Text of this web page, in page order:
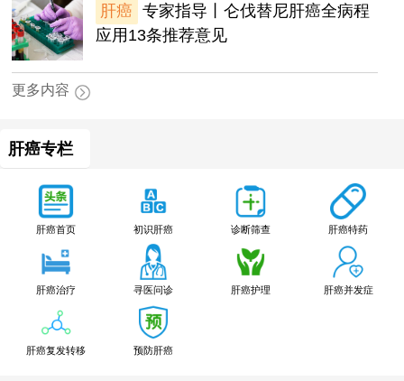
肝癌 专家指导丨仑伐替尼肝癌全病程
应用13条推荐意见
更多内容
肝癌专栏
肝癌首页 初识肝癌 诊断筛查 肝癌特药
肝癌治疗 寻医问诊 肝癌护理 肝癌并发症
肝癌复发转移 预防肝癌